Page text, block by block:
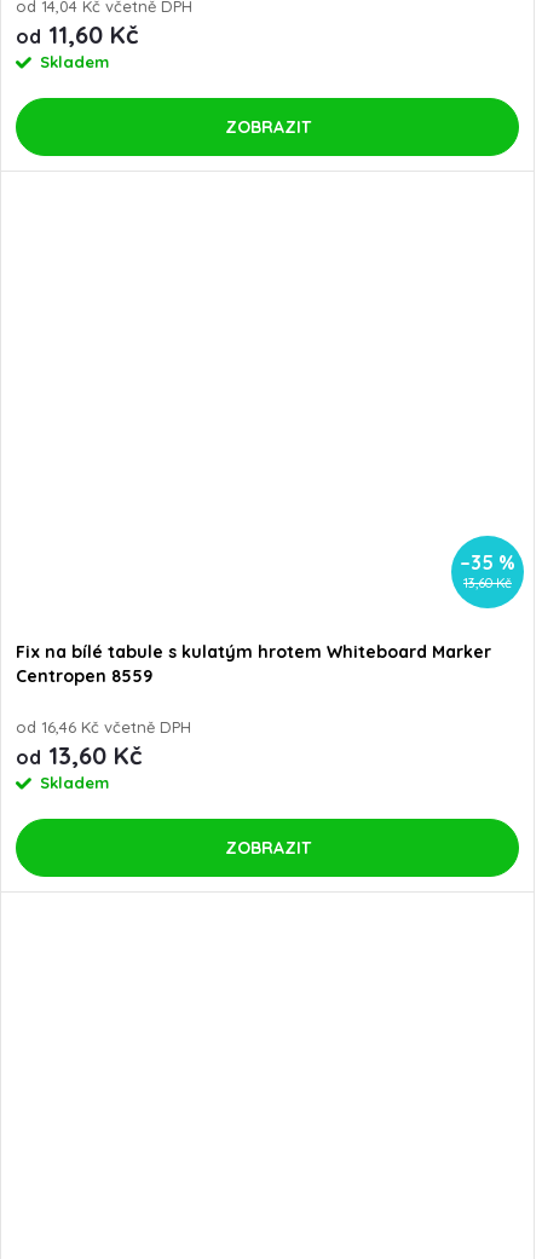
od 14,04 Kč včetně DPH
od 11,60 Kč
Skladem
ZOBRAZIT
13,60 Kč
–35 %
Fix na bílé tabule s kulatým hrotem Whiteboard Marker
Centropen 8559
od 16,46 Kč včetně DPH
od 13,60 Kč
Skladem
ZOBRAZIT